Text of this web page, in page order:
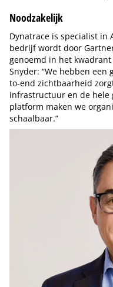
Noodzakelijk
Dynatrace is specialist in
bedrijf wordt door
genoemd in het
Snyder: “We hebben
to-end zichtbaarheid
infrastructuur en de hele
platform maken we
schaalbaar.”